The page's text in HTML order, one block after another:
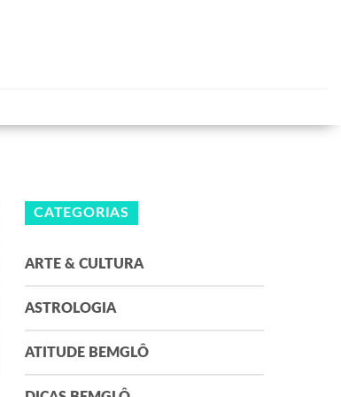
CATEGORIAS
ARTE & CULTURA
ASTROLOGIA
ATITUDE BEMGLÔ